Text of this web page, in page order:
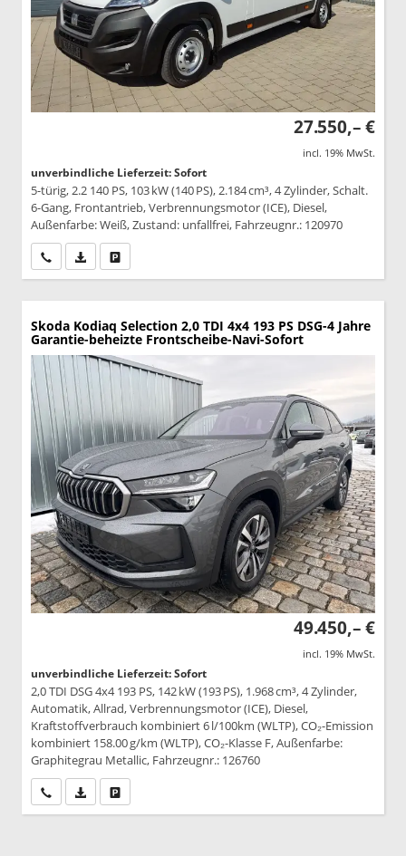
27.550,– €
incl. 19% MwSt.
unverbindliche Lieferzeit: Sofort
5-türig, 2.2 140 PS, 103 kW (140 PS), 2.184 cm³, 4 Zylinder, Schalt.
6-Gang, Frontantrieb, Verbrennungsmotor (ICE), Diesel,
Außenfarbe: Weiß, Zustand: unfallfrei, Fahrzeugnr.: 120970
Wir rufen Sie anPDF-Datei, Fahrzeugexposé drucken
Skoda Kodiaq Selection 2,0 TDI 4x4 193 PS DSG-4 Jahre
Garantie-beheizte Frontscheibe-Navi-Sofort
49.450,– €
incl. 19% MwSt.
unverbindliche Lieferzeit: Sofort
2,0 TDI DSG 4x4 193 PS, 142 kW (193 PS), 1.968 cm³, 4 Zylinder,
Automatik, Allrad, Verbrennungsmotor (ICE), Diesel,
Kraftstoffverbrauch kombiniert 6 l/100km (WLTP), CO₂-Emission
kombiniert 158.00 g/km (WLTP), CO₂-Klasse F, Außenfarbe:
Graphitegrau Metallic, Fahrzeugnr.: 126760
Wir rufen Sie anPDF-Datei, Fahrzeugexposé drucken